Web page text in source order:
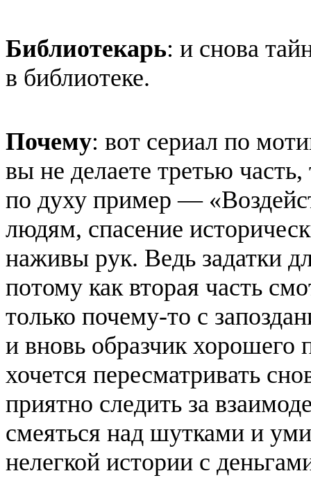
Библиотекарь: и снова
в библиотеке.
Почему: вот сериал по
вы не делаете третью
по духу пример —
людям, спасение
наживы рук. Ведь задатки
потому как вторая часть
только почему-то с
и вновь образчик хорошего
хочется пересматривать
приятно следить за
смеяться над шутками и
нелегкой истории с